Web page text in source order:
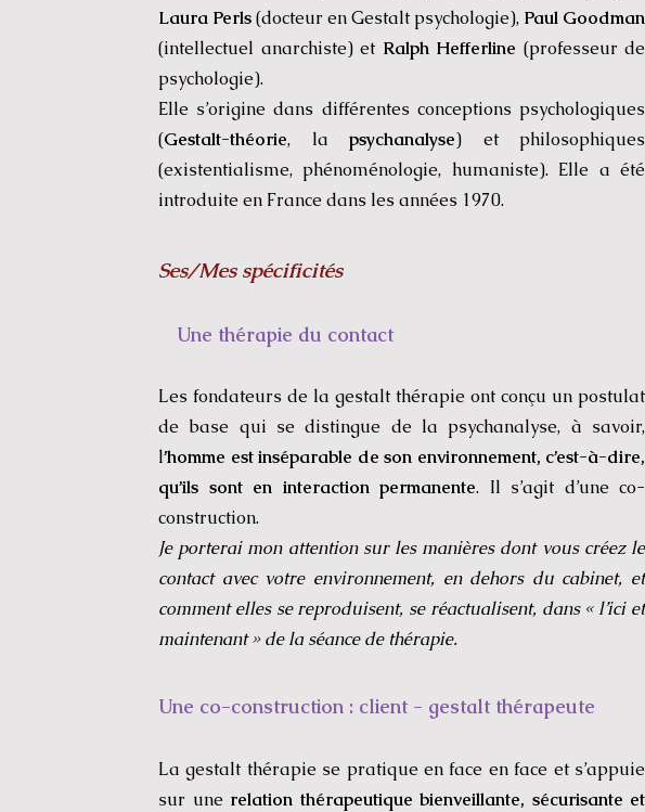
Laura Perls(docteur en Gestalt psychologie), Paul Goodman
(intellectuel anarchiste) et Ralph Hefferline (professeur de
psychologie).
Elle s’origine dans différentes conceptions psychologiques
(Gestalt-théorie, la psychanalyse) et philosophiques
(existentialisme, phénoménologie, humaniste). Elle a été
introduite en France dans les années 1970.
Ses/Mes spécificités
Une thérapie du contact
Les fondateurs de la gestalt thérapie ont conçu un postulat
de base qui se distingue de la psychanalyse, à savoir,
l’homme est inséparable de son environnement, c’est-à-dire,
qu’ils sont en interaction permanente. Il s’agit d’une co-
construction.
Je porterai mon attention sur les manières dont vous créez le
contact avec votre environnement, en dehors du cabinet, et
comment elles se reproduisent, se réactualisent, dans « l’ici et
maintenant » de la séance de thérapie.
Une co-construction : client - gestalt thérapeute
La gestalt thérapie se pratique en face en face et s’appuie
sur une relation thérapeutique bienveillante, sécurisante et